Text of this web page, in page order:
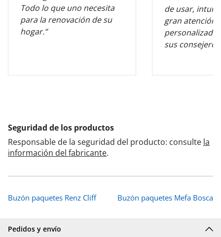
Todo lo que uno necesita
para la renovación de su
hogar.”
de usar,
gran atención
personalizada
sus
Seguridad de los productos
Responsable de la seguridad del producto: consulte la
información del fabricante.
Buzón paquetes Renz Cliff Buzón paquetes Mefa Bosca
Pedidos y envío